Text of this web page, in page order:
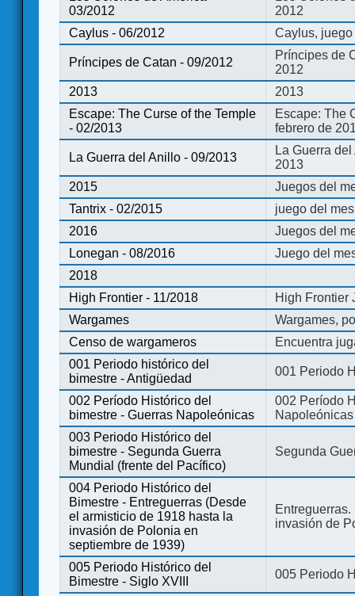
03/2012
2012
Caylus - 06/2012
Caylus,
Príncipes de Catan - 09/2012
Príncipes de
2012
2013
2013
Escape: The Curse of the Temple
- 02/2013
Escape: The
febrero de
La Guerra del Anillo - 09/2013
La Guerra
2013
2015
Juegos del
Tantrix - 02/2015
juego del
2016
Juegos del
Lonegan - 08/2016
Juego del
2018
High Frontier - 11/2018
High Frontier
Wargames
Wargames,
Censo de wargameros
Encuentra
001 Periodo histórico del
bimestre - Antigüedad
001 Periodo
002 Período Histórico del
bimestre - Guerras Napoleónicas
002 Período
Napoleónicas
003 Periodo Histórico del
bimestre - Segunda Guerra
Mundial (frente del Pacífico)
Segunda
004 Periodo Histórico del
Bimestre - Entreguerras (Desde
el armisticio de 1918 hasta la
invasión de Polonia en
septiembre de 1939)
invasión de
005 Periodo Histórico del
Bimestre - Siglo XVIII
005 Periodo